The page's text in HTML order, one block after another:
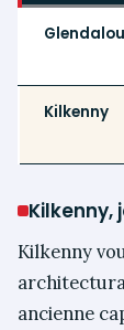
Kilkenny
Kilkenny
ancienne